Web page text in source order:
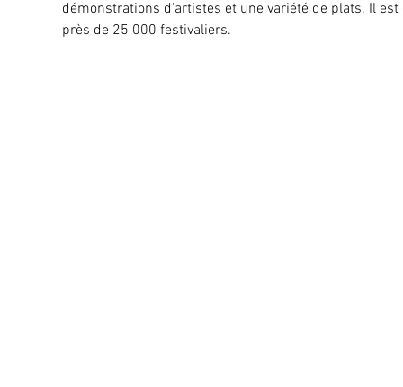
démonstrations d'artistes et une variété de plats. Il
près de 25 000 festivaliers.